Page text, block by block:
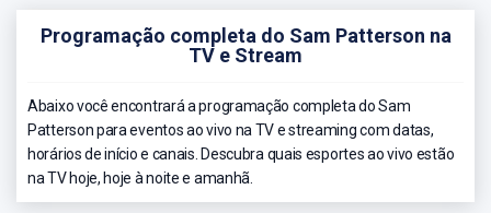
Programação completa do Sam Patterson na
TV e Stream
Abaixo você encontrará a programação completa do Sam
Patterson para eventos ao vivo na TV e streaming com datas,
horários de início e canais. Descubra quais esportes ao vivo estão
na TV hoje, hoje à noite e amanhã.